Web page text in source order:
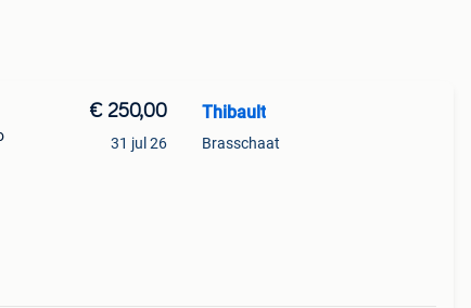
€ 250,00
31 jul 26
Thibault
Brasschaat